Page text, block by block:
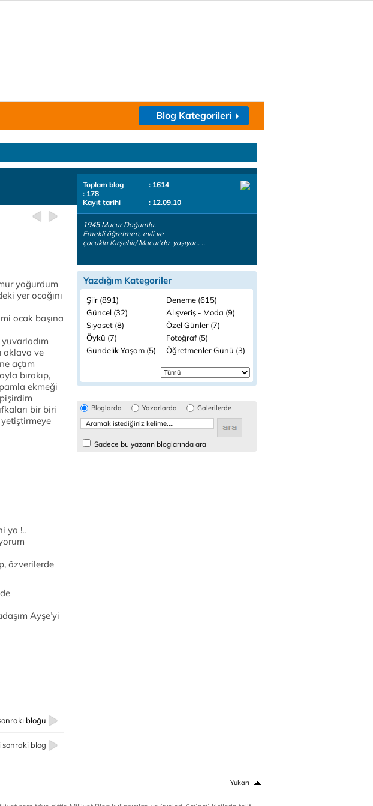
Blog Kategorileri
yoğurdum
yer ocağını
ocak başına
oklava ve
açtım
bırakıp,
ekmeği
bir biri
ya !..
özverilerde
Ayşe’yi
bloğu
blog
Toplam blog
: 1614
: 178
Kayıt tarihi
: 12.09.10
1945 Mucur Doğumlu.
Emekli öğretmen, evli ve
çocuklu Kırşehir/ Mucur'da yaşıyor.. ..
Yazdığım Kategoriler
Şiir (891)
Deneme (615)
Güncel (32)
Alışveriş - Moda (9)
Siyaset (8)
Özel Günler (7)
Öykü (7)
Fotoğraf (5)
Gündelik Yaşam (5)
Öğretmenler Günü (3)
Bloglarda Yazarlarda Galerilerde
Sadece bu yazarın bloglarında ara
Yukarı